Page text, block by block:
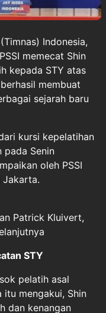
(Timnas) Indonesia,
memecat Shin
kepada STY atas
membuat
sejarah baru
kursi kepelatihan
pada Senin
oleh PSSI
Jakarta.
Patrick Kluivert,
STY
pelatih asal
itu mengakui, Shin
dan kenangan